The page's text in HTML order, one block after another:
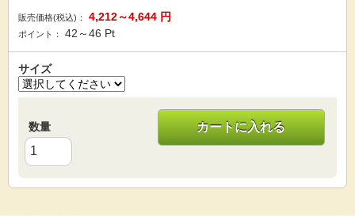
販売価格(税込)： 4,212～4,644 円
ポイント： 42～46 Pt
サイズ
数量 カートに入れる